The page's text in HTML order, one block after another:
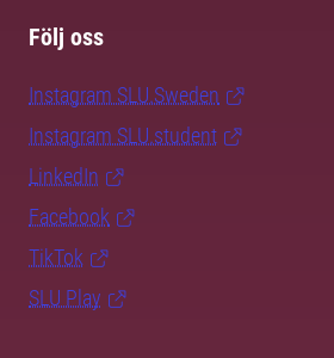
Följ oss
Instagram SLU.Sweden
Instagram SLU.student
LinkedIn
Facebook
TikTok
SLU Play